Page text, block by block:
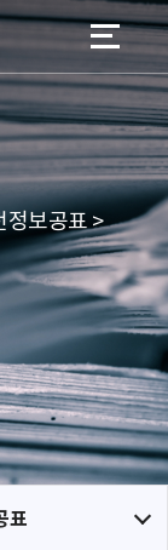
정보공표 >
표